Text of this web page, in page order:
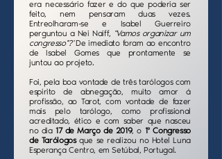
era necessário fazer e do que poderia ser
feito, nem pensaram duas vezes.
Entreolharam-se e Isabel Guerreiro
perguntou a Nei Naiff, ''Vamos organizar um
congresso''?'De imediato foram ao encontro
de Isabel Gomes que prontamente se
juntou ao projeto.
Foi, pela boa vontade de três tarólogos com
espirito de abnegação, muito amor à
profissão, ao Tarot, com vontade de fazer
mais pelo tarólogo, como profissional
acreditado, ético e com saber que nasceu
no dia17 de Março de 2019, o 1º Congresso
de Tarólogosque se realizou no Hotel Luna
Esperança Centro, em Setúbal, Portugal.